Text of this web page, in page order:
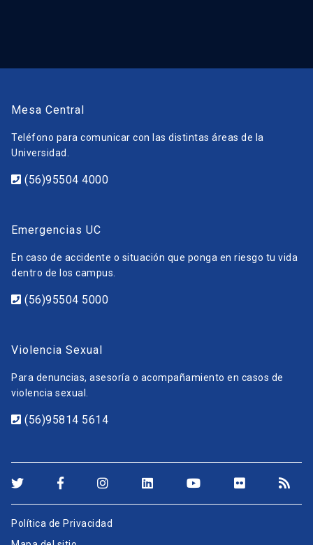
Mesa Central
Teléfono para comunicar con las distintas áreas de la
Universidad.
(56)95504 4000
Emergencias UC
En caso de accidente o situación que ponga en riesgo tu vida
dentro de los campus.
(56)95504 5000
Violencia Sexual
Para denuncias, asesoría o acompañamiento en casos de
violencia sexual.
(56)95814 5614
Política de Privacidad